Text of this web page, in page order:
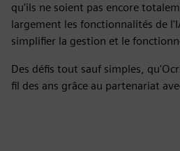
qu'ils ne soient pas encore
largement les fonctionnalités de
simplifier la gestion et le
Des défis tout sauf simples,
fil des ans grâce au partenariat